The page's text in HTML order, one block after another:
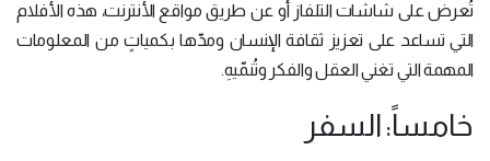
تُعرض على شاشات التلفاز أو عن طريق مواقع الأنترنت، هذه الأفلام
التي تساعد على تعزيز ثقافة الإنسان ومدّها بكمياتٍ من المعلومات
المهمة التي تغني العقل والفكر وتُنمّيهِ.
خامساً: السفر